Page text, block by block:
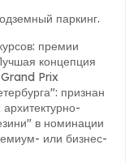
паркинг.
премии
концепция
Grand Prix
признан
в номинации
или бизнес-